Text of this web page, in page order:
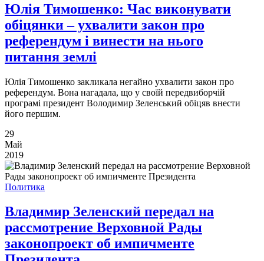
Юлія Тимошенко: Час виконувати
обіцянки – ухвалити закон про
референдум і винести на нього
питання землі
Юлія Тимошенко закликала негайно ухвалити закон про
референдум. Вона нагадала, що у своїй передвиборчій
програмі президент Володимир Зеленський обіцяв внести
його першим.
29
Май
2019
Политика
Владимир Зеленский передал на
рассмотрение Верховной Рады
законопроект об импичменте